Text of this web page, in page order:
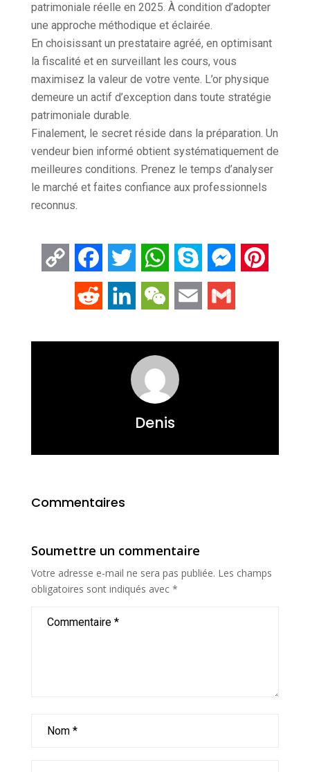
patrimoniale réelle en 2025. À condition d’adopter
une approche méthodique et éclairée.
En choisissant un prestataire agréé, en optimisant
la fiscalité et en surveillant les cours, vous
maximisez la valeur de votre vente. L’or physique
demeure un actif d’exception dans toute stratégie
patrimoniale durable.
Finalement, le secret réside dans la préparation. Un
vendeur bien informé obtient systématiquement de
meilleures conditions. Prenez le temps d’analyser
le marché et faites confiance aux professionnels
reconnus.
Copy
Link
FacebookTwitter WhatsApp
Skype Messenger
Reddit LinkedInWeChat Email
Denis
Commentaires
Soumettre un commentaire
Votre adresse e-mail ne sera pas publiée. Les champs
obligatoires sont indiqués avec *